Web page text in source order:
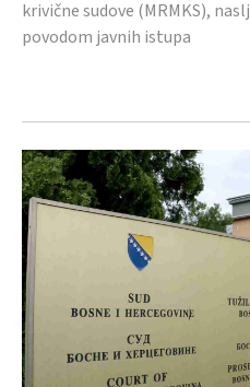
krivične sudove (MRMKS),
povodom javnih istupa